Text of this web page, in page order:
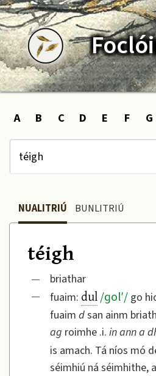
A B C D E F G
NUALITRIÚ BUNLITRIÚ
téigh
—
briathar
—
fuaim: dul/ɡol′/ go
fuaim dsan ainm
ag roimhe .i. in ann a
is amach. Tá níos mó
séimhiú ná séimhithe,